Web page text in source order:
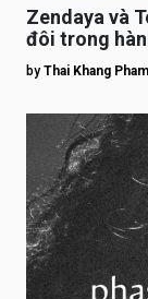
Zendaya và
đôi trong
by Thai Khang Pham